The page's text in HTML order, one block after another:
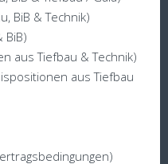
BiB & Technik)
BiB)
aus Tiefbau & Technik)
aus Tiefbau